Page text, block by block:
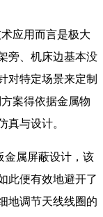
应用而言是极大
旁、机床边基本没
对特定场景来定制
案得依据金属物
真与设计。
金属屏蔽设计，该
此便有效地避开了
地调节天线线圈的